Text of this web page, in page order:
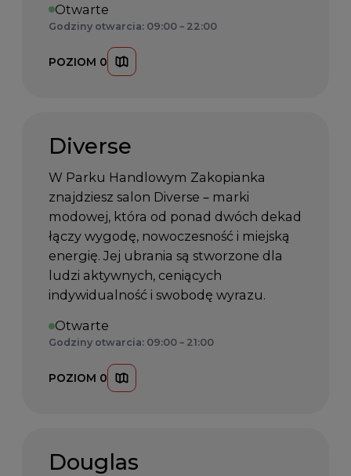
Otwarte
Godziny otwarcia: 09:00 – 22:00
POZIOM 0
Diverse
W Parku Handlowym Zakopianka
znajdziesz salon Diverse – marki
modowej, która od ponad dwóch dekad
łączy wygodę, nowoczesność i miejską
energię. Jej ubrania są stworzone dla
ludzi aktywnych, ceniących
indywidualność i swobodę wyrazu.
Otwarte
Godziny otwarcia: 09:00 – 21:00
POZIOM 0
Douglas